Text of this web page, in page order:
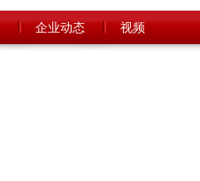
企业动态 视频